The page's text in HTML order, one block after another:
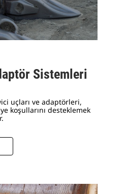
Sistemleri
uçları ve adaptörleri,
koşullarını desteklemek